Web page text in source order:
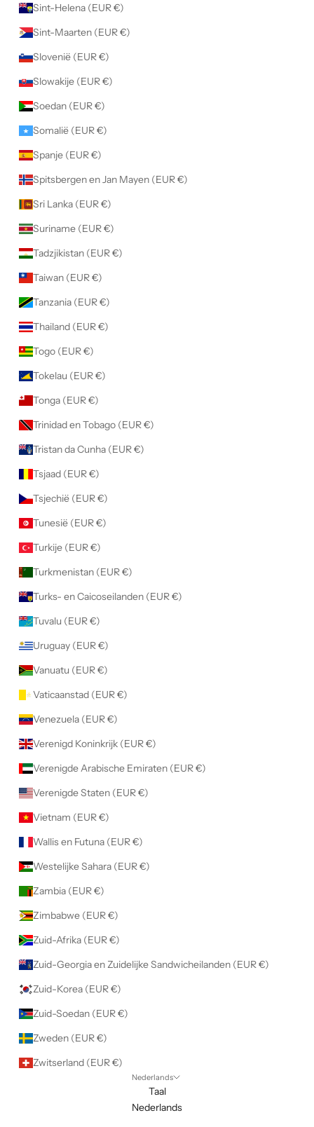
Sint-Helena (EUR €)
Sint-Maarten (EUR €)
Slovenië (EUR €)
Slowakije (EUR €)
Soedan (EUR €)
Somalië (EUR €)
Spanje (EUR €)
Spitsbergen en Jan Mayen (EUR €)
Sri Lanka (EUR €)
Suriname (EUR €)
Tadzjikistan (EUR €)
Taiwan (EUR €)
Tanzania (EUR €)
Thailand (EUR €)
Togo (EUR €)
Tokelau (EUR €)
Tonga (EUR €)
Trinidad en Tobago (EUR €)
Tristan da Cunha (EUR €)
Tsjaad (EUR €)
Tsjechië (EUR €)
Tunesië (EUR €)
Turkije (EUR €)
Turkmenistan (EUR €)
Turks- en Caicoseilanden (EUR €)
Tuvalu (EUR €)
Uruguay (EUR €)
Vanuatu (EUR €)
Vaticaanstad (EUR €)
Venezuela (EUR €)
Verenigd Koninkrijk (EUR €)
Verenigde Arabische Emiraten (EUR €)
Verenigde Staten (EUR €)
Vietnam (EUR €)
Wallis en Futuna (EUR €)
Westelijke Sahara (EUR €)
Zambia (EUR €)
Zimbabwe (EUR €)
Zuid-Afrika (EUR €)
Zuid-Georgia en Zuidelijke Sandwicheilanden (EUR €)
Zuid-Korea (EUR €)
Zuid-Soedan (EUR €)
Zweden (EUR €)
Zwitserland (EUR €)
Nederlands
Taal
Nederlands